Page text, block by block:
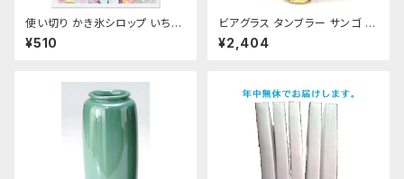
使い切り かき氷シロップ いちご
ハワイアンブルー マンゴー マス
カット コーラ 35mL各1袋5種類
¥510
ビアグラス タンブラー サンゴ 琉
球ガラス 200cc
¥2,404